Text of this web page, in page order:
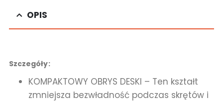
OPIS
Szczegóły:
KOMPAKTOWY OBRYS DESKI – Ten kształt
zmniejsza bezwładność podczas skrętów i